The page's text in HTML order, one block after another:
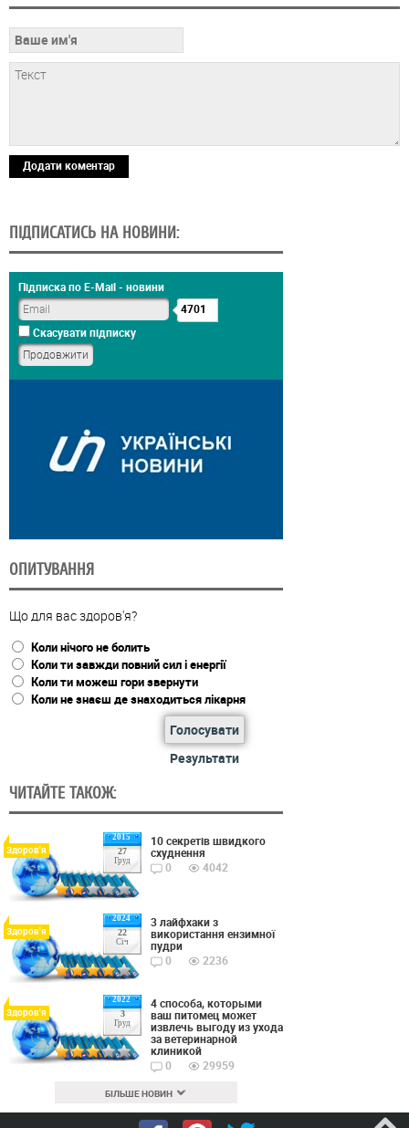
Додати коментар
ПІДПИСАТИСЬ НА НОВИНИ:
Підписка по E-Mail - новини
4701
Скасувати підписку
ОПИТУВАННЯ
Що для вас здоров'я?
Коли нічого не болить
Коли ти завжди повний сил і енергії
Коли ти можеш гори звернути
Коли не знаєш де знаходиться лікарня
Голосувати
Результати
ЧИТАЙТЕ ТАКОЖ:
2015
27
Груд
Здоров'я
10 секретів швидкого
схуднення
0
4042
2024
22
Січ
Здоров'я
3 лайфхаки з
використання ензимної
пудри
0
2236
2022
3
Груд
Здоров'я
4 способа, которыми
ваш питомец может
извлечь выгоду из ухода
за ветеринарной
клиникой
0
29959
БІЛЬШЕ НОВИН